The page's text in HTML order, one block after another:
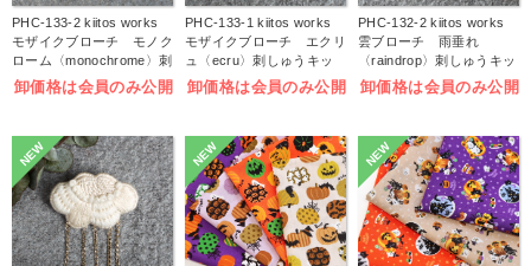
PHC-133-2 kiitos works
モザイクブローチ モノク
ローム〈monochrome〉刺
しゅうキット (袋)
卸価格は会員のみ公開
PHC-133-1 kiitos works
モザイクブローチ エクリ
ュ〈ecru〉刺しゅうキッ
ト (袋)
卸価格は会員のみ公開
PHC-132-2 kiitos works
雲ブローチ 雨垂れ
〈raindrop〉刺しゅうキッ
ト (袋)
卸価格は会員のみ公開
NEW NEW NEW